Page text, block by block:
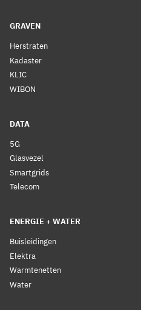
GRAVEN
Herstraten
Kadaster
KLIC
WIBON
DATA
5G
Glasvezel
Smartgrids
Telecom
ENERGIE + WATER
Buisleidingen
Elektra
Warmtenetten
Water